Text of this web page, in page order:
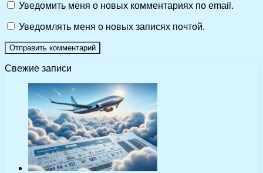
Уведомить меня о новых комментариях по email.
Уведомлять меня о новых записях почтой.
Свежие записи